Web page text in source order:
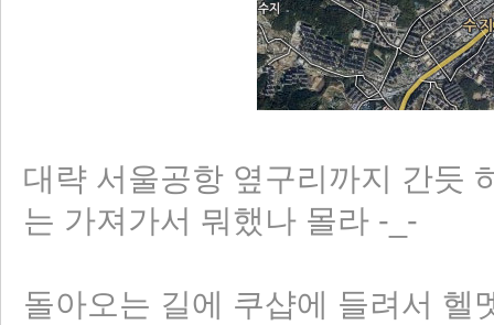
대략 서울공항 옆구리까지 간듯
는 가져가서 뭐했나 몰라 -_-
돌아오는 길에 쿠샵에 들려서 헬